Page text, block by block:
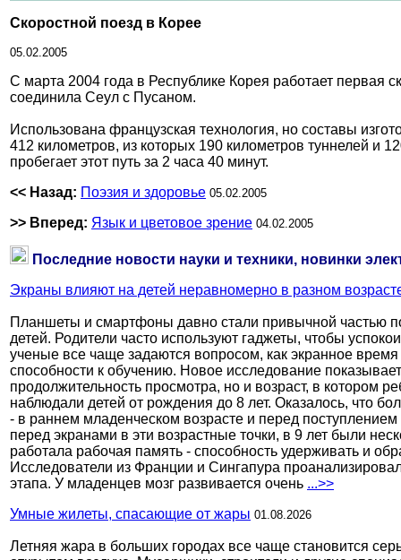
Скоростной поезд в Корее
05.02.2005
С марта 2004 года в Республике Корея работает первая
соединила Сеул с Пусаном.
Использована французская технология, но составы
412 километров, из которых 190 километров туннелей и
пробегает этот путь за 2 часа 40 минут.
<< Назад: Поэзия и здоровье 05.02.2005
>> Вперед: Язык и цветовое зрение 04.02.2005
Последние новости науки и техники, новинки
Экраны влияют на детей неравномерно в разном
Планшеты и смартфоны давно стали привычной частью
детей. Родители часто используют гаджеты, чтобы
ученые все чаще задаются вопросом, как экранное
способности к обучению. Новое исследование
продолжительность просмотра, но и возраст, в котором
наблюдали детей от рождения до 8 лет. Оказалось, что
- в раннем младенческом возрасте и перед
перед экранами в эти возрастные точки, в 9 лет были
работала рабочая память - способность удерживать и
Исследователи из Франции и Сингапура
этапа. У младенцев мозг развивается очень ...>>
Умные жилеты, спасающие от жары 01.08.2026
Летняя жара в больших городах все чаще становится